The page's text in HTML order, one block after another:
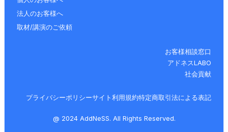
法人のお客様へ
取材/講演のご依頼
お客様相談窓口
アドネスLABO
社会貢献
プライバシーポリシーサイト利用規約特定商取引法による表記
@ 2024 AddNeSS. All Rights Reserved.